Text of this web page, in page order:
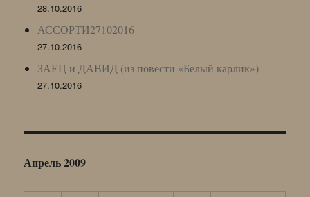
28.10.2016
АССОРТИ27102016
27.10.2016
ЗАЕЦ и ДАВИД (из повести «Белый карлик»)
27.10.2016
Апрель 2009